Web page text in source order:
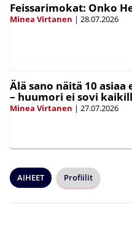
Feissarimokat: Onko
Minea Virtanen | 28.07.2026
Älä sano näitä 10
– huumori ei sovi
Minea Virtanen | 27.07.2026
AIHEET Profiilit